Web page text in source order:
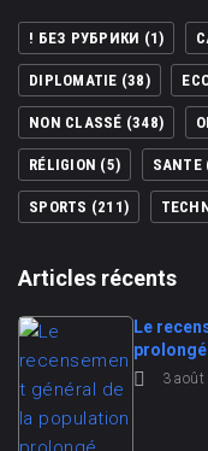
! БЕЗ РУБРИКИ (1)
DIPLOMATIE (38)
NON CLASSÉ (348)
RÉLIGION (5) SANTE
SPORTS (211)
Articles récents
Le
prolongé
3